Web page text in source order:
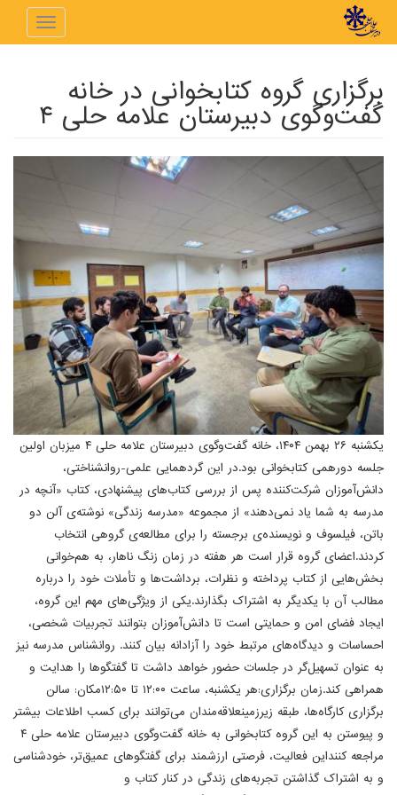
رفتن به محتوای اصلی
Toggle
برگزاری گروه کتابخوانی در خانه
گفت‌وگوی دبیرستان علامه حلی ۴
یکشنبه ۲۶ بهمن ۱۴۰۴، خانه گفت‌وگوی دبیرستان علامه حلی ۴ میزبان اولین
جلسه دورهمی کتابخوانی بود.در این گردهمایی علمی-روانشناختی،
دانش‌آموزان شرکت‌کننده پس از بررسی کتاب‌های پیشنهادی، کتاب «آنچه در
مدرسه به شما یاد نمی‌دهند» از مجموعه «مدرسه زندگی» نوشته‌ی آلن دو
باتن، فیلسوف و نویسنده‌ی برجسته را برای مطالعه‌ی گروهی انتخاب
کردند.اعضای گروه قرار است هر هفته در زمان زنگ ناهار، به هم‌خوانی
بخش‌هایی از کتاب پرداخته و نظرات، برداشت‌ها و تأملات خود را درباره
مطالب آن با یکدیگر به اشتراک بگذارند.یکی از ویژگی‌های مهم این گروه،
ایجاد فضای امن و حمایتی است تا دانش‌آموزان بتوانند تجربیات شخصی،
احساسات و دیدگاه‌های مرتبط خود را آزادانه بیان کنند. روانشناس مدرسه نیز
به عنوان تسهیل‌گر در جلسات حضور خواهد داشت تا گفتگوها را هدایت و
همراهی کند.زمان برگزاری:هر یکشنبه، ساعت ۱۲:۰۰ تا ۱۲:۵۰مکان: سالن
برگزاری کارگاه‌ها، طبقه زیرزمینعلاقه‌مندان می‌توانند برای کسب اطلاعات بیشتر
و پیوستن به این گروه کتابخوانی به خانه گفت‌وگوی دبیرستان علامه حلی ۴
مراجعه کننداین فعالیت، فرصتی ارزشمند برای گفتگوهای عمیق‌تر، خودشناسی
و به اشتراک گذاشتن تجربه‌های زندگی در کنار کتاب و